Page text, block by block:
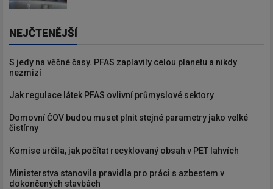
NEJČTENĚJŠÍ
S jedy na věčné časy. PFAS zaplavily celou planetu a nikdy
nezmizí
Jak regulace látek PFAS ovlivní průmyslové sektory
Domovní ČOV budou muset plnit stejné parametry jako velké
čistírny
Komise určila, jak počítat recyklovaný obsah v PET lahvích
Ministerstva stanovila pravidla pro práci s azbestem v
dokončených stavbách